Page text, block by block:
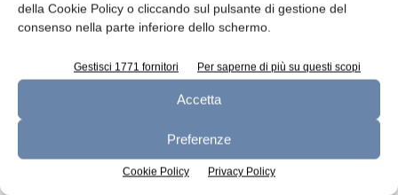
della Cookie Policy o cliccando sul pulsante di gestione del
consenso nella parte inferiore dello schermo.
Gestisci 1771 fornitori Per saperne di più su questi scopi
Accetta
Preferenze
Cookie Policy Privacy Policy